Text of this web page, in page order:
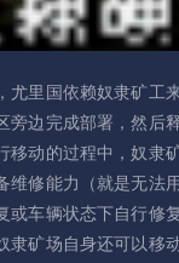
尤里国依赖奴隶矿工
旁边完成部署，然后
移动的过程中，奴隶
维修能力（就是无法
或车辆状态下自行修
隶矿场自身还可以移